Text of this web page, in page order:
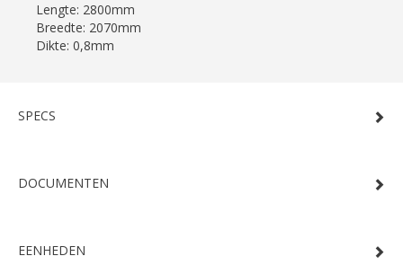
Lengte: 2800mm
Breedte: 2070mm
Dikte: 0,8mm
SPECS
DOCUMENTEN
EENHEDEN